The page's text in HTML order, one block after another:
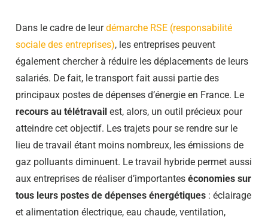
Dans le cadre de leurdémarche RSE (responsabilité
sociale des entreprises), les entreprises peuvent
également chercher à réduire les déplacements de leurs
salariés. De fait, le transport fait aussi partie des
principaux postes de dépenses d’énergie en France. Le
recours au télétravail est, alors, un outil précieux pour
atteindre cet objectif. Les trajets pour se rendre sur le
lieu de travail étant moins nombreux, les émissions de
gaz polluants diminuent. Le travail hybride permet aussi
aux entreprises de réaliser d’importantes économies sur
tous leurs postes de dépenses énergétiques : éclairage
et alimentation électrique, eau chaude, ventilation,